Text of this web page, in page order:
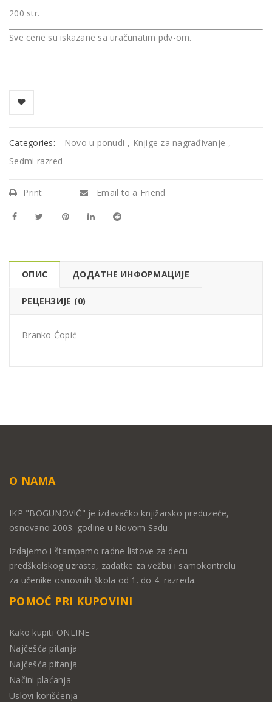
200 str.
Sve cene su iskazane sa uračunatim pdv-om.
Categories: Novo u ponudi , Knjige za nagrađivanje ,
Sedmi razred
Print Email to a Friend
ОПИС ДОДАТНЕ ИНФОРМАЦИЈЕ
РЕЦЕНЗИЈЕ (0)
Branko Ćopić
O NAMA
IKP "BOGUNOVIĆ" je izdavačko knjižarsko preduzeće,
osnovano 2003. godine u Novom Sadu.
Izdajemo i štampamo radne listove za decu
predškolskog uzrasta, zadatke za vežbu i samokontrolu
za učenike osnovnih škola od 1. do 4. razreda.
POMOĆ PRI KUPOVINI
Kako kupiti ONLINE
Najčešća pitanja
Najčešća pitanja
Načini plaćanja
Uslovi korišćenja